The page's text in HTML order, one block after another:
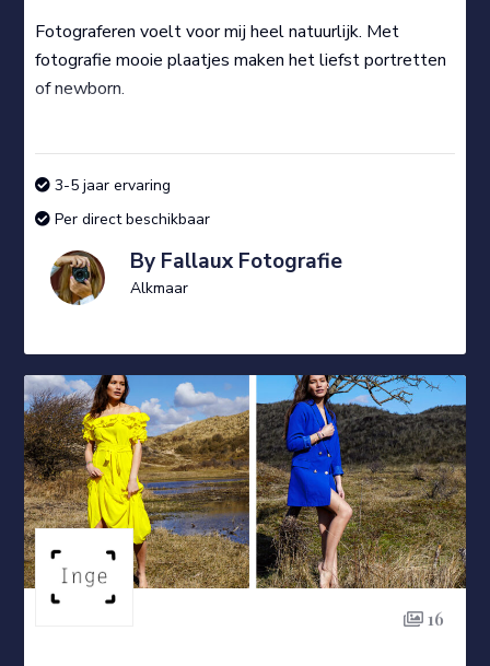
Fotograferen voelt voor mij heel natuurlijk. Met
fotografie mooie plaatjes maken het liefst portretten
of newborn.
3-5 jaar ervaring
Per direct beschikbaar
By Fallaux Fotografie
Alkmaar
16